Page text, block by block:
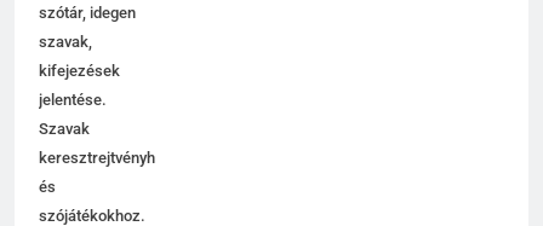
szótár, idegen
szavak,
kifejezések
jelentése.
Szavak
keresztrejtvényhez
és
szójátékokhoz.